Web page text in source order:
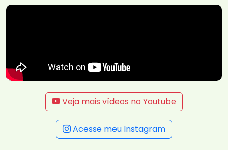
Veja mais vídeos no Youtube
Acesse meu Instagram